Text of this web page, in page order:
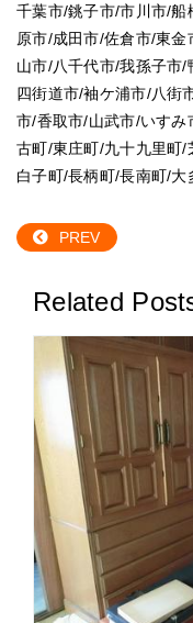
千葉市/銚子市/市川市/
原市/成田市/佐倉市/東
山市/八千代市/我孫子市
四街道市/袖ケ浦市/八街
市/香取市/山武市/いす
古町/東庄町/九十九里町
白子町/長柄町/長南町/
PREV
Related